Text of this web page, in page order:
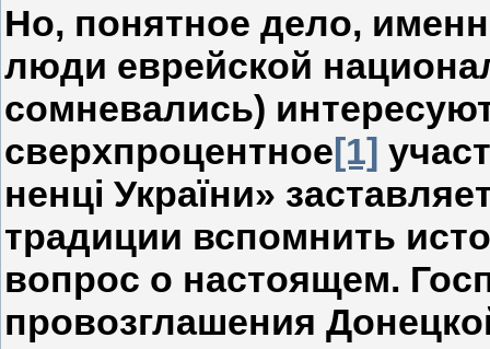
Но, понятное дело,
люди еврейской
сомневались)
сверхпроцентное[1]
ненці України»
традиции вспомнить
вопрос о настоящем.
провозглашения